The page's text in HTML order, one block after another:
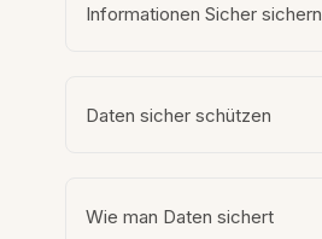
Informationen Sicher sichern
Daten sicher schützen
Wie man Daten sichert